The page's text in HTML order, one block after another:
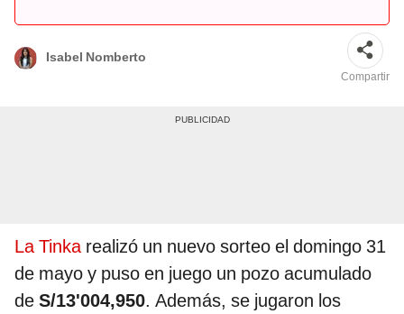
Isabel Nomberto
Compartir
La Tinka realizó un nuevo sorteo el domingo 31
de mayo y puso en juego un pozo acumulado
de S/13'004,950. Además, se jugaron los